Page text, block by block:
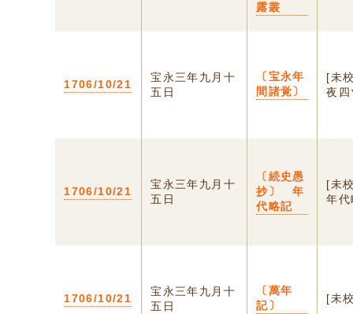
露叢
1706/10/21
宝永三年九月十
五日
〔宝永年
間諸覚〕
[未
夜四
1706/10/21
宝永三年九月十
五日
〔続史愚
抄〕 年
代略記
[未
年代
1706/10/21
宝永三年九月十
五日
〔萬年
記〕
[未